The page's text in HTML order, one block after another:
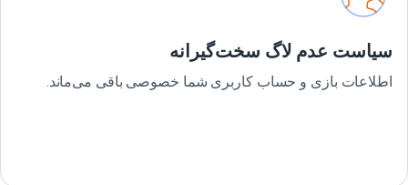
سیاست عدم لاگ سخت‌گیرانه
اطلاعات بازی و حساب کاربری شما خصوصی باقی می‌ماند.